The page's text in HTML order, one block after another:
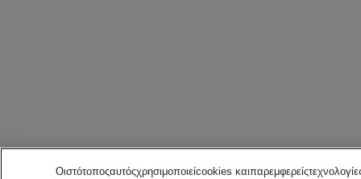
Οιστότοποςαυτόςχρησιμοποιείcookies